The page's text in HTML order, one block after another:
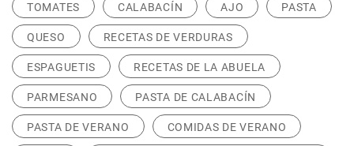
TOMATES CALABACÍN AJO PASTA
QUESO RECETAS DE VERDURAS
ESPAGUETIS RECETAS DE LA ABUELA
PARMESANO PASTA DE CALABACÍN
PASTA DE VERANO COMIDAS DE VERANO